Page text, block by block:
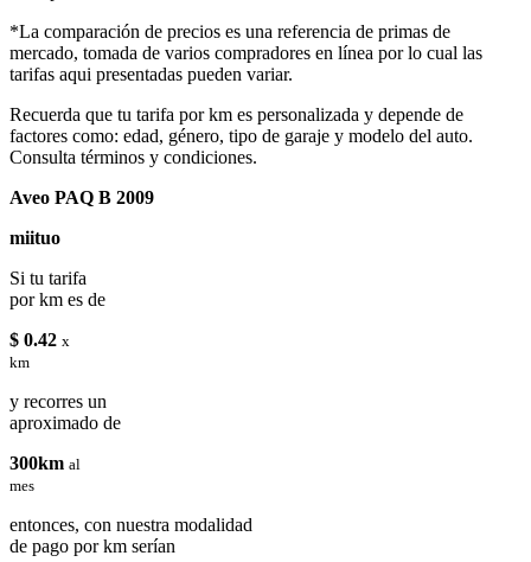
*La comparación de precios es una referencia de primas de
mercado, tomada de varios compradores en línea por lo cual las
tarifas aqui presentadas pueden variar.
Recuerda que tu tarifa por km es personalizada y depende de
factores como: edad, género, tipo de garaje y modelo del auto.
Consulta términos y condiciones.
Aveo PAQ B 2009
miituo
Si tu tarifa
por km es de
$ 0.42 x
km
y recorres un
aproximado de
300km al
mes
entonces, con nuestra modalidad
de pago por km serían